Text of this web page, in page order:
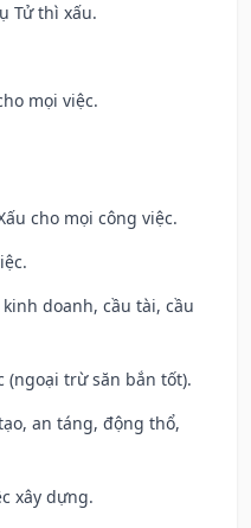
Tử thì xấu.
mọi việc.
cho mọi công việc.
doanh, cầu tài, cầu
(ngoại trừ săn bắn tốt).
an táng, động thổ,
xây dựng.